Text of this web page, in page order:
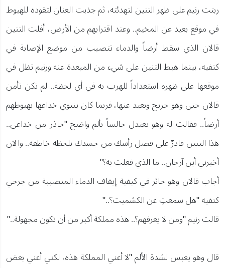
ربتت رنيم على ظهر التنين لتهدئته، ثم جذبت العنان لتقوده للهبوط
في موقع بعيد عن المخيم.. وعند اقترابهم من الأرض، أفلت التنين
قالان الذي سقط أرضاً والدماء تتصبب من موضع الإصابة في
كتفيه، بينما هبط التنين على شيء من المبعدة عنه ورنيم تظل في
موقعها على ظهره استعداداً للهرب به في أي لحظة.. لم تكن تأمن
قالان حتى وهو جريح وبعيد عنها، فربما كان ينتوي خداعها بهبوطهم
أرضاً.. فقالت له وهو يعتدل جالساً بألم واضح "حاذر من خداعي..
هذا التنين قادرٌ على فصل رأسك من جسدك بلحظة خاطفة.. والآن
أخبرني أين آرجان.. ما الذي فعلت به؟"
أجاب قالان وهو حائر في كيفية إيقاف الدماء المتصببة من جرحي
كتفيه "هل سمعتِ عن الكشميت؟.."
قالت رنيم "ومن لا يعرفهم؟.. هذه مملكة أكبر من أن تكون مجهولة.."
قال وهو يعبس لشدة الألم "لا أعني المملكة هذه، لكني أعني بعض